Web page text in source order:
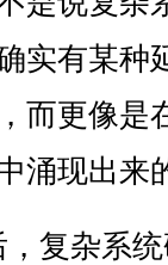
实有某种
而更像是
涌现出来
，复杂系